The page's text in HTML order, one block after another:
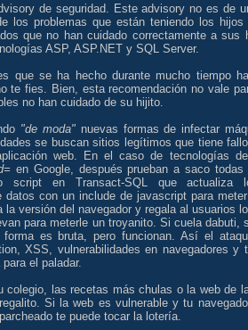
de seguridad. Este advisory no es de
los problemas que están teniendo los hijos
que no han cuidado correctamente a sus
ASP, ASP.NET y SQL Server.
que se ha hecho durante mucho tiempo
te fies. Bien, esta recomendación no vale
no han cuidado de su hijito.
"de moda"nuevas formas de infectar
se buscan sitios legítimos que tiene
web. En el caso de tecnologías de
en Google, después prueban a saco todas
script en Transact-SQL que actualiza
datos con un include de javascript para
versión del navegador y regala al usuarios
para meterle un troyanito. Si cuela dabuti,
es bruta, pero funcionan. Así el
XSS, vulnerabilidades en navegadores y
el paladar.
las recetas más chulas o la web de
Si la web es vulnerable y tu
te puede tocar la lotería.